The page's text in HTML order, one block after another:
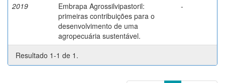
2019
Embrapa Agrossilvipastoril:
primeiras contribuições para o
desenvolvimento de uma
agropecuária sustentável.
-
Resultado 1-1 de 1.